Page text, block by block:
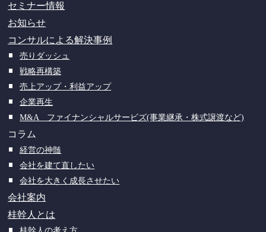
セミナー情報
お知らせ
コンサルによる解決事例
売りダッシュ
戦略再構築
売上アップ・利益アップ
企業再生
M&A ファイナンシャルサービズ(事業継承・株式譲渡など)
コラム
経営の神髄
会社を建て直したい
会社を大きく成長させたい
会社案内
桂幹人とは